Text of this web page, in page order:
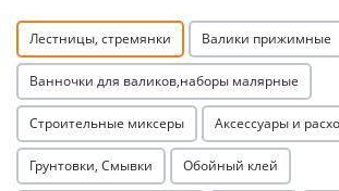
Лестницы, стремянки Валики прижимные
Ванночки для валиков,наборы малярные
Строительные миксеры Аксессуары и
Грунтовки, Смывки Обойный клей
раз в